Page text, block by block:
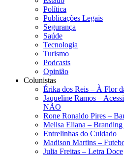
Política
Publicações Legais
Segurança
Saúde
Tecnologia
Turismo
Podcasts
Opinião
Colunistas
Érika dos Reis​ – À Flor
Jaqueline Ramos –
NÃO
Rone Ronaldo Pires –
Melisa Eliana –
Entrelinhas do Cuidado
Madison Martins –
Julia Freitas​ – Letra Doce